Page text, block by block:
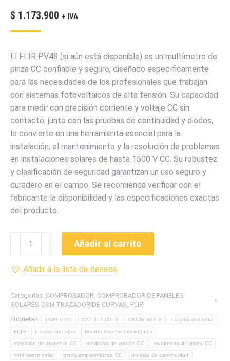
$ 1.173.900 + IVA
El FLIR PV48 (si aún está disponible) es un multímetro de
pinza CC confiable y seguro, diseñado específicamente
para las necesidades de los profesionales que trabajan
con sistemas fotovoltaicos de alta tensión. Su capacidad
para medir con precisión corriente y voltaje CC sin
contacto, junto con las pruebas de continuidad y diodos,
lo convierte en una herramienta esencial para la
instalación, el mantenimiento y la resolución de problemas
en instalaciones solares de hasta 1500 V CC. Su robustez
y clasificación de seguridad garantizan un uso seguro y
duradero en el campo. Se recomienda verificar con el
fabricante la disponibilidad y las especificaciones exactas
del producto.
DE
CON
TRAZADOR
DE
CURVAS
I-
Añadir al carrito
Añadir a la lista de deseos
Categorías: COMPROBADOR COMPROBADOR DE PANELES
SOLARES CON TRAZADOR DE CURVAS FLIR
Etiquetas:
1500 V CC CAT III 1500 V CAT IV 600 V diagnóstico solar
FLIR instalación solar Mantenimiento fotovoltaico
medición de corriente CC medición de voltaje CC multímetro de pinza CC
multímetro solar pinza amperimétrica CC prueba de continuidad